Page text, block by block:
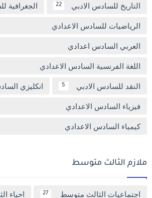
التاريخ للسادس الادبي 22 الجغرافية
الرياضيات للسادس الاعدادي
العربي السادس اعدادي
اللغة الفرنسية السادس الاعدادي
النقد للسادس الادبي 5 انكليزي
فيزياء السادس الاعدادي
كيمياء السادس الاعدادي
ملازم الثالث متوسط
اجتماعيات الثالث متوسط 27 احياء